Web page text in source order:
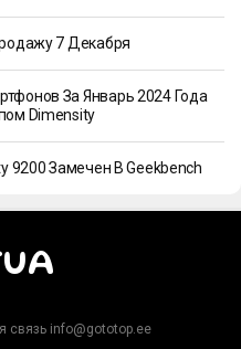
7 Декабря
За Январь 2024 Года
Dimensity
9200 Замечен В Geekbench
связь info@gototop.ee